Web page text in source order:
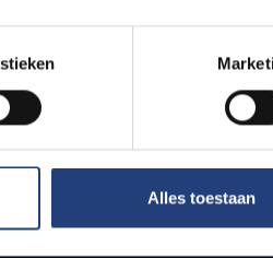
Alles toestaan